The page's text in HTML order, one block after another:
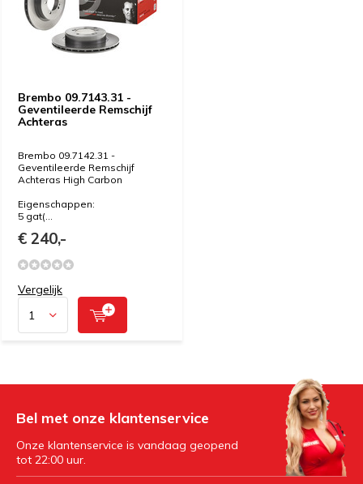
Brembo 09.7143.31 -
Geventileerde Remschijf
Achteras
Brembo 09.7142.31 -
Geventileerde Remschijf
Achteras High Carbon
Eigenschappen:
5 gat(...
€ 240,-
Vergelijk
Bel met onze klantenservice
Onze klantenservice is vandaag geopend
tot 22:00 uur.